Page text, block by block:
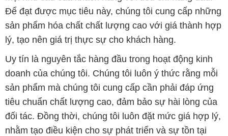
Để đạt được mục tiêu này, chúng tôi cung cấp những
sản phẩm hóa chất chất lượng cao với giá thành hợp
lý, tạo nên giá trị thực sự cho khách hàng.
Uy tín là nguyên tắc hàng đầu trong hoạt động kinh
doanh của chúng tôi. Chúng tôi luôn ý thức rằng mỗi
sản phẩm mà chúng tôi cung cấp cần phải đáp ứng
tiêu chuẩn chất lượng cao, đảm bảo sự hài lòng của
đối tác. Đồng thời, chúng tôi luôn đặt mức giá hợp lý,
nhằm tạo điều kiện cho sự phát triển và sự tồn tại